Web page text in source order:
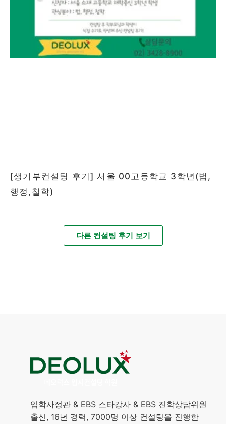
[생기부컨설팅 후기] 서울 00고등학교 3학년(법,
행정,철학)
다른 컨설팅 후기 보기
입학사정관 & EBS 스타강사 & EBS 진학상담위원
출신, 16년 경력, 7000명 이상 컨설팅을 진행한